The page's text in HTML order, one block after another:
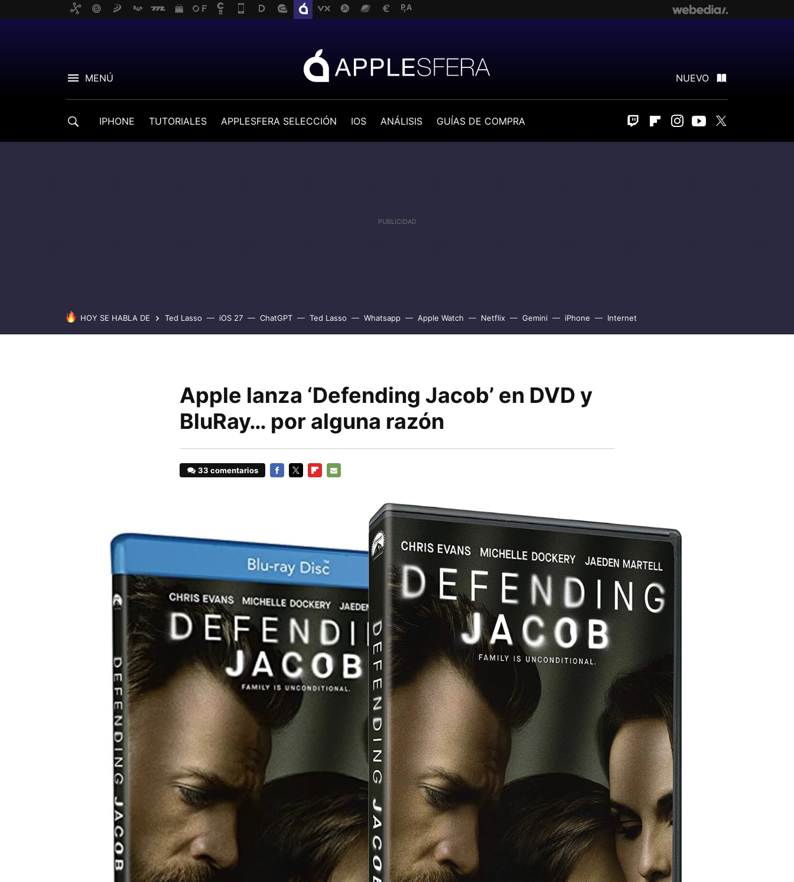
MENÚ NUEVO
IPHONE TUTORIALES APPLESFERA SELECCIÓN IOS ANÁLISIS GUÍAS DE COMPRA Twitch FlipboardInstagram
Youtube
HOY SE HABLA DE Ted Lasso iOS 27 ChatGPT Ted Lasso Whatsapp Apple Watch Netflix Gemini iPhone Internet
Apple lanza ‘Defending Jacob’ en DVD y
BluRay… por alguna razón
33 comentarios